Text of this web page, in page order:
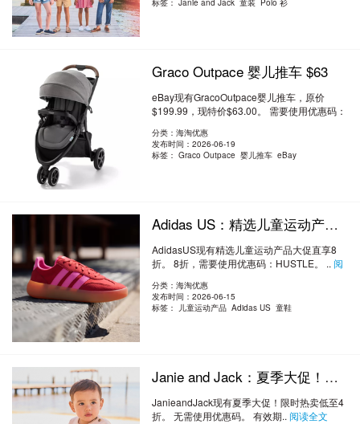
Graco Outpace 婴儿推车 $63
eBay现有GracoOutpace婴儿推车，原价
$199.99，现特价$63.00。 需要使用优惠码：
分类：海淘优惠
发布时间：2026-06-19
标签：Graco Outpace 婴儿推车 eBay
Adidas US：精选儿童运动产品大促 直享8折
AdidasUS现有精选儿童运动产品大促直享8
折。 8折，需要使用优惠码：HUSTLE。 ..阅
分类：海淘优惠
发布时间：2026-06-15
标签：
儿童运动产品 Adidas US 童鞋
Janie and Jack：夏季大促！限时热卖 低至4折
JanieandJack现有夏季大促！限时热卖低至4
折。 无需使用优惠码。 有效期..阅读全文